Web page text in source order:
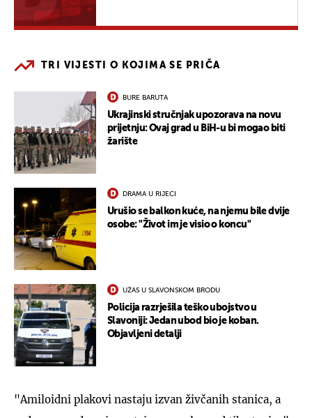
TRI VIJESTI O KOJIMA SE PRIČA
BURE BARUTA
Ukrajinski stručnjak upozorava na novu
prijetnju: Ovaj grad u BiH-u bi mogao biti
žarište
DRAMA U RIJECI
Urušio se balkon kuće, na njemu bile dvije
osobe: "Život im je visio o koncu"
UŽAS U SLAVONSKOM BRODU
Policija razrješila teško ubojstvo u
Slavoniji: Jedan ubod bio je koban.
Objavljeni detalji
"Amiloidni plakovi nastaju izvan živčanih stanica, a